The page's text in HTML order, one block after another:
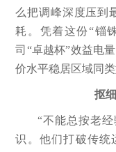
么把调峰深度压到
耗。凭着这份“锱
司“卓越杯”效益电
价水平稳居区域同类
抠
“不能总按老
识。他们打破传统